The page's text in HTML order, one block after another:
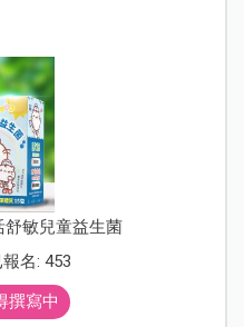
舒敏兒童益生菌
名: 453
撰寫中